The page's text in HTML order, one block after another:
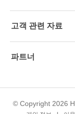
기업의 책임
HPE Labs
투자 정보
소프트웨어 및 드라
보증 확인
행사
고객 관련 자료
문의하기
이메일 등록
파트너
파트너 찾기
© Copyright 2026